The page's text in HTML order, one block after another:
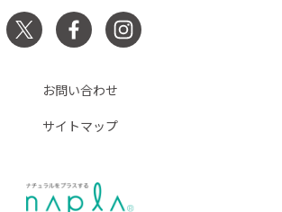
お問い合わせ
サイトマップ